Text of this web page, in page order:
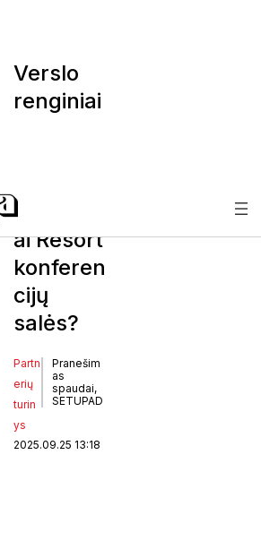
Verslo
renginiai
Karklėn
ai Resort
konferen
cijų
salės?
Partn
erių
turin
ys
Pranešim
as
spaudai,
SETUPAD
2025.09.25 13:18